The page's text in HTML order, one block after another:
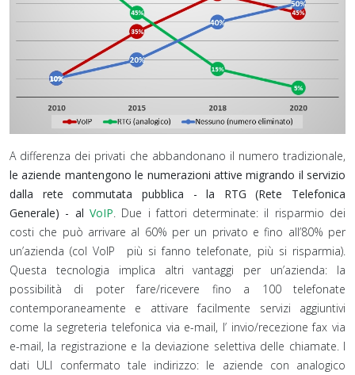
A differenza dei privati che abbandonano il numero tradizionale,
le aziende mantengono le numerazioni attive migrando il servizio
dalla rete commutata pubblica - la RTG (Rete Telefonica
Generale) - al VoIP. Due i fattori determinate: il risparmio dei
costi che può arrivare al 60% per un privato e fino all’80% per
un’azienda (col VoIP più si fanno telefonate, più si risparmia).
Questa tecnologia implica altri vantaggi per un’azienda: la
possibilità di poter fare/ricevere fino a 100 telefonate
contemporaneamente e attivare facilmente servizi aggiuntivi
come la segreteria telefonica via e-mail, l’ invio/recezione fax via
e-mail, la registrazione e la deviazione selettiva delle chiamate. I
dati ULI confermato tale indirizzo: le aziende con analogico